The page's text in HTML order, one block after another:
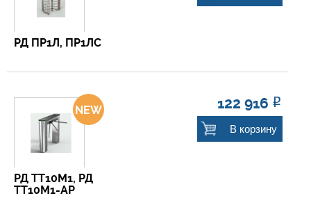
РД ПР1Л, ПР1ЛС
РД ТТ10М1, РД
ТТ10М1-АР
122 916 Р
В корзину